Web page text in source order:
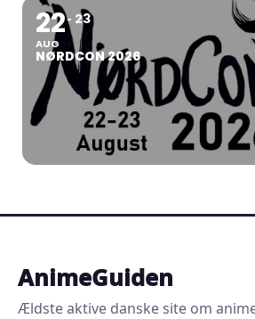
22
AUG
23
NØRDCON 2026
AnimeGuiden
Ældste aktive danske site om